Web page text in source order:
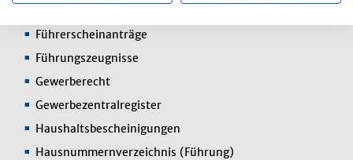
Führerscheinanträge
Führungszeugnisse
Gewerberecht
Gewerbezentralregister
Haushaltsbescheinigungen
Hausnummernverzeichnis (Führung)